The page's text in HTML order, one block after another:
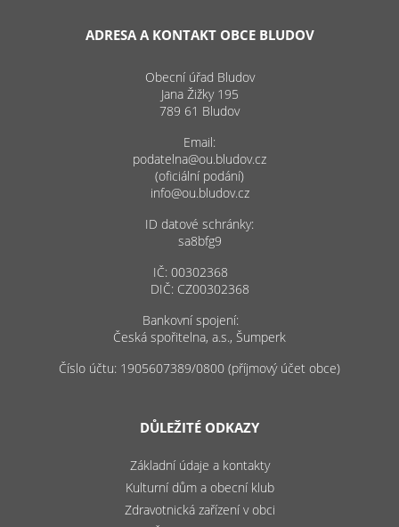
ADRESA A KONTAKT OBCE BLUDOV
Obecní úřad Bludov
Jana Žižky 195
789 61 Bludov
Email:
podatelna@ou.bludov.cz
(oficiální podání)
info@ou.bludov.cz
ID datové schránky:
sa8bfg9
IČ: 00302368
DIČ: CZ00302368
Bankovní spojení:
Česká spořitelna, a.s., Šumperk
Číslo účtu: 1905607389/0800 (příjmový účet obce)
DŮLEŽITÉ ODKAZY
Základní údaje a kontakty
Kulturní dům a obecní klub
Zdravotnická zařízení v obci